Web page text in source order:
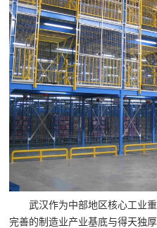
司-
仓
储
货
架|
超
市
货
架|
武汉作为中部地区核心工业重
完善的制造业产业基底与得天独